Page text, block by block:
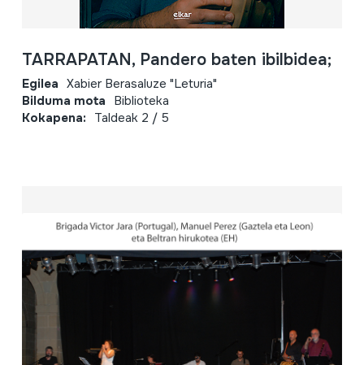
TARRAPATAN, Pandero baten ibilbidea;
Egilea Xabier Berasaluze "Leturia"
Bilduma mota Biblioteka
Kokapena: Taldeak 2 / 5